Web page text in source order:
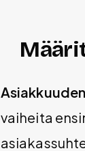
vaiheita